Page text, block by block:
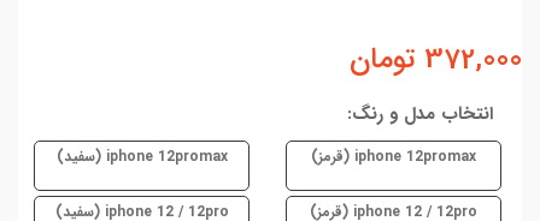
372,000 تومان
انتخاب مدل و رنگ:
iphone 12promax (قرمز) iphone 12promax (سفید)
iphone 12 / 12pro (قرمز) iphone 12 / 12pro (سفید)